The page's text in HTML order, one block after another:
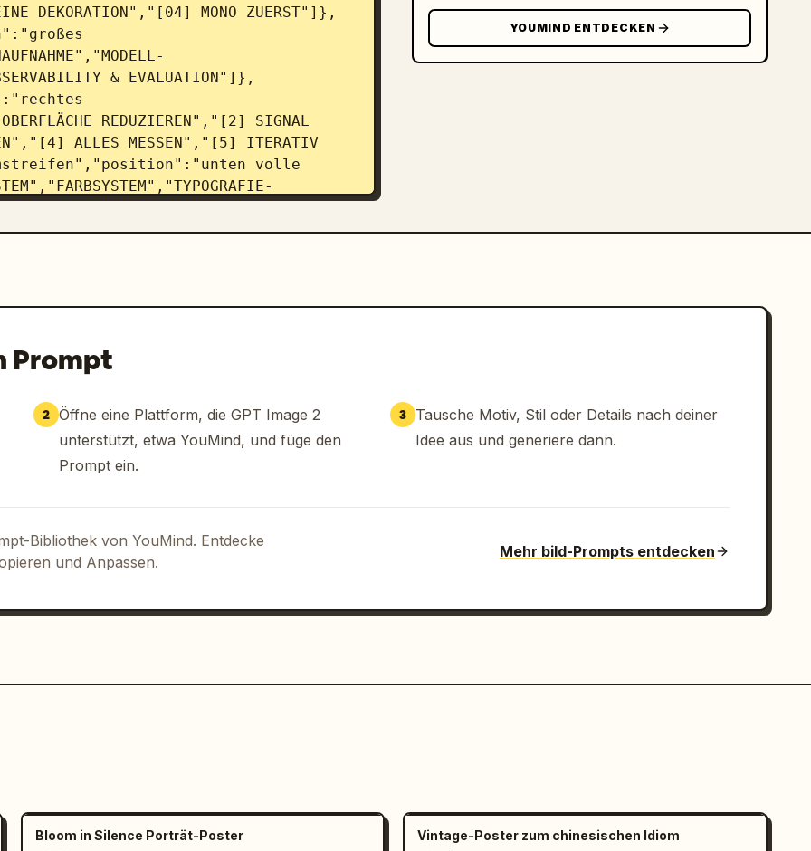
DEKORATION","[04] MONO ZUERST"]},
& EVALUATION"]},
REDUZIEREN","[2] SIGNAL
ALLES MESSEN","[5] ITERATIV
volle
&
Linie unter den 4 Boxen mit 4
die zurück zu jeder oberen Box
BASIS-EINHEIT","visual":"dichte
Graustufen-Quadrate von
YOUMIND ENTDECKEN
Prompt
2 Öffne eine Plattform, die GPT Image 2
unterstützt, etwa YouMind, und füge den
Prompt ein.
3
Tausche Motiv, Stil oder Details nach deiner
Idee aus und generiere dann.
Bibliothek von YouMind. Entdecke
und Anpassen.
Mehr bild-Prompts entdecken
Bloom in Silence Porträt-Poster Vintage-Poster zum chinesischen Idiom